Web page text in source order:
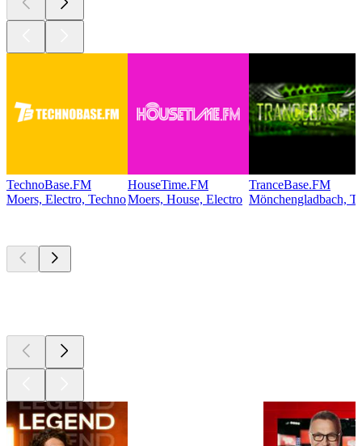
TechnoBase.FM
Moers, Electro, Techno
HouseTime.FM
Moers, House, Electro
TranceBase.FM
Mönchengladbach,